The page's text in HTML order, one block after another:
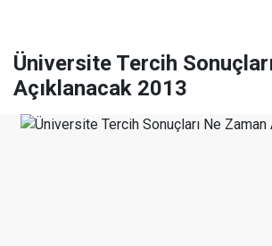
Üniversite Tercih
Açıklanacak 2013